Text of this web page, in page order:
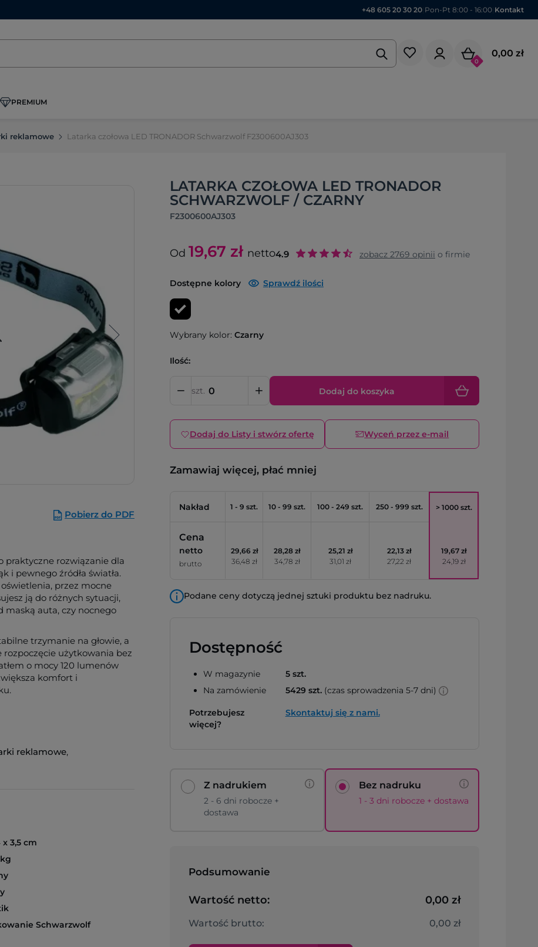
+48 605 20 30 20 Pon-Pt 8:00 - 16:00 Kontakt
0
0,00 zł
PREMIUM
reklamowe Latarka czołowa LED TRONADOR Schwarzwolf F2300600AJ303
LATARKA CZOŁOWA LED TRONADOR
SCHWARZWOLF / CZARNY
F2300600AJ303
Pobierz do PDF
praktyczne rozwiązanie dla
i pewnego źródła światła.
przez mocne
ją do różnych sytuacji,
maską auta, czy nocnego
trzymanie na głowie, a
rozpoczęcie użytkowania bez
o mocy 120 lumenów
komfort i
reklamowe,
x 3,5 cm
Schwarzwolf
Od 19,67 zł netto4.9 zobacz 2769 opinii o firmie
Dostępne kolory Sprawdź ilości
Wybrany kolor: Czarny
Ilość:
szt. Dodaj do koszyka
Dodaj do Listy i stwórz ofertę Wyceń przez e-mail
Zamawiaj więcej, płać mniej
Nakład 1 - 9 szt. 10 - 99 szt. 100 - 249 szt. 250 - 999 szt. > 1000 szt.
Cena
netto
brutto
29,66 zł
36,48 zł
28,28 zł
34,78 zł
25,21 zł
31,01 zł
22,13 zł
27,22 zł
19,67 zł
24,19 zł
Podane ceny dotyczą jednej sztuki produktu bez nadruku.
Dostępność
W magazynie
Na zamówienie
5 szt.
5429 szt.(czas sprowadzenia 5-7 dni)
Potrzebujesz
więcej?
Skontaktuj się z nami.
Z nadrukiem
2 - 6 dni robocze +
dostawa
Bez nadruku
1 - 3 dni robocze + dostawa
Podsumowanie
Wartość netto: 0,00 zł
Wartość brutto: 0,00 zł